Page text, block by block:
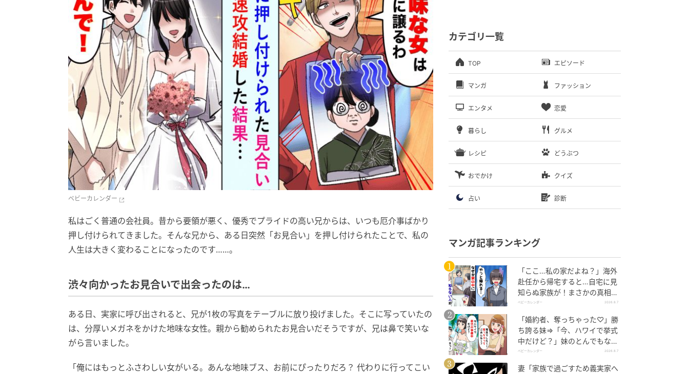
ベビーカレンダー
私はごく普通の会社員。昔から要領が悪く、優秀でプライドの高い兄からは、いつも厄介事ばかり
押し付けられてきました。そんな兄から、ある日突然「お見合い」を押し付けられたことで、私の
人生は大きく変わることになったのです……。
渋々向かったお見合いで出会ったのは…
ある日、実家に呼び出されると、兄が1枚の写真をテーブルに放り投げました。そこに写っていたの
は、分厚いメガネをかけた地味な女性。親から勧められたお見合いだそうですが、兄は鼻で笑いな
がら言いました。
「俺にはもっとふさわしい女がいる。あんな地味ブス、お前にぴったりだろ？ 代わりに行ってこい
カテゴリ一覧
TOP エピソード
マンガ ファッション
エンタメ 恋愛
暮らし グルメ
レシピ どうぶつ
おでかけ クイズ
占い 診断
マンガ記事ランキング
「ここ…私の家だよね？」海外
赴任から帰宅すると…自宅に見
知らぬ家族が！まさかの真相と
は！？
ベビーカレンダー 2026.8.7
「婚約者、奪っちゃった♡」勝
ち誇る妹⇒「今、ハワイで挙式
中だけど？」妹のとんでもない
勘違いとは
ベビーカレンダー 2026.8.7
妻「家族で過ごすため義実家へ